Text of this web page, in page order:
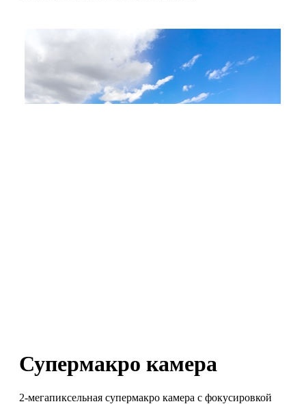
Супермакро камера
2-мегапиксельная супермакро камера с фокусировкой